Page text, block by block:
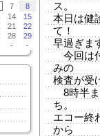
7
8
14
15
21
22
28
29
- -
ス。
本日は健
て！
早過ぎま
今回は
みの
検査が受
8時半ま
ち。
エコー終
から